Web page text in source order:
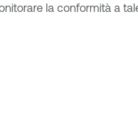
la conformità a